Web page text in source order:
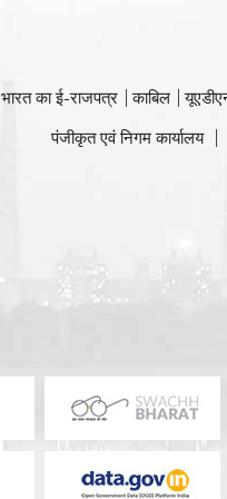
भारत का ई-राजपत्र काबिल
पंजीकृत एवं निगम कार्यालय